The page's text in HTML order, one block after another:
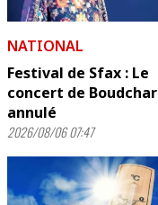
NATIONAL
Festival de Sfax : Le
concert de Boudchar
annulé
2026/08/06 07:47